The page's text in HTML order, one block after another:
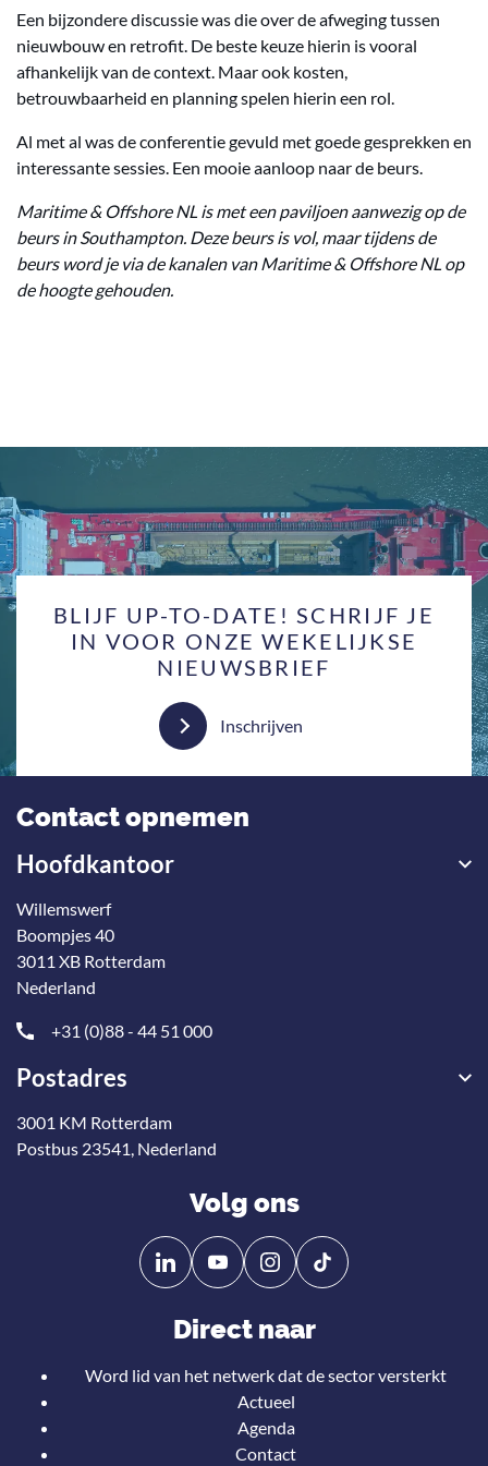
Een bijzondere discussie was die over de afweging tussen
nieuwbouw en retrofit. De beste keuze hierin is vooral
afhankelijk van de context. Maar ook kosten,
betrouwbaarheid en planning spelen hierin een rol.
Al met al was de conferentie gevuld met goede gesprekken en
interessante sessies. Een mooie aanloop naar de beurs.
Maritime & Offshore NL is met een paviljoen aanwezig op de
beurs in Southampton. Deze beurs is vol, maar tijdens de
beurs word je via de kanalen van Maritime & Offshore NL op
de hoogte gehouden.
BLIJF UP-TO-DATE! SCHRIJF JE
IN VOOR ONZE WEKELIJKSE
NIEUWSBRIEF
Inschrijven
Contact opnemen
Hoofdkantoor
Willemswerf
Boompjes 40
3011 XB Rotterdam
Nederland
+31 (0)88 - 44 51 000
Postadres
3001 KM Rotterdam
Postbus 23541, Nederland
Volg ons
Volg
ons
Linkedin
Volg
ons
YouTube
Direct naar
Word lid van het netwerk dat de sector versterkt
Actueel
Agenda
Contact